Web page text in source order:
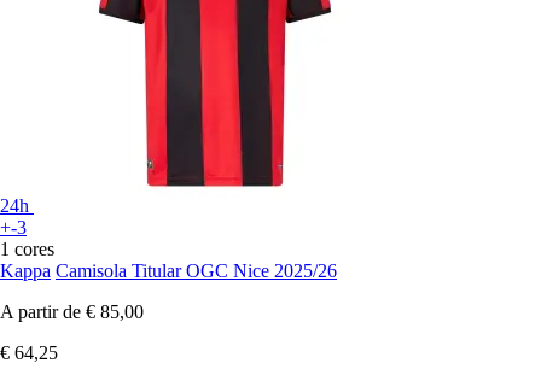
24h
+-3
1 cores
Kappa Camisola Titular OGC Nice 2025/26
A partir de € 85,00
€ 64,25